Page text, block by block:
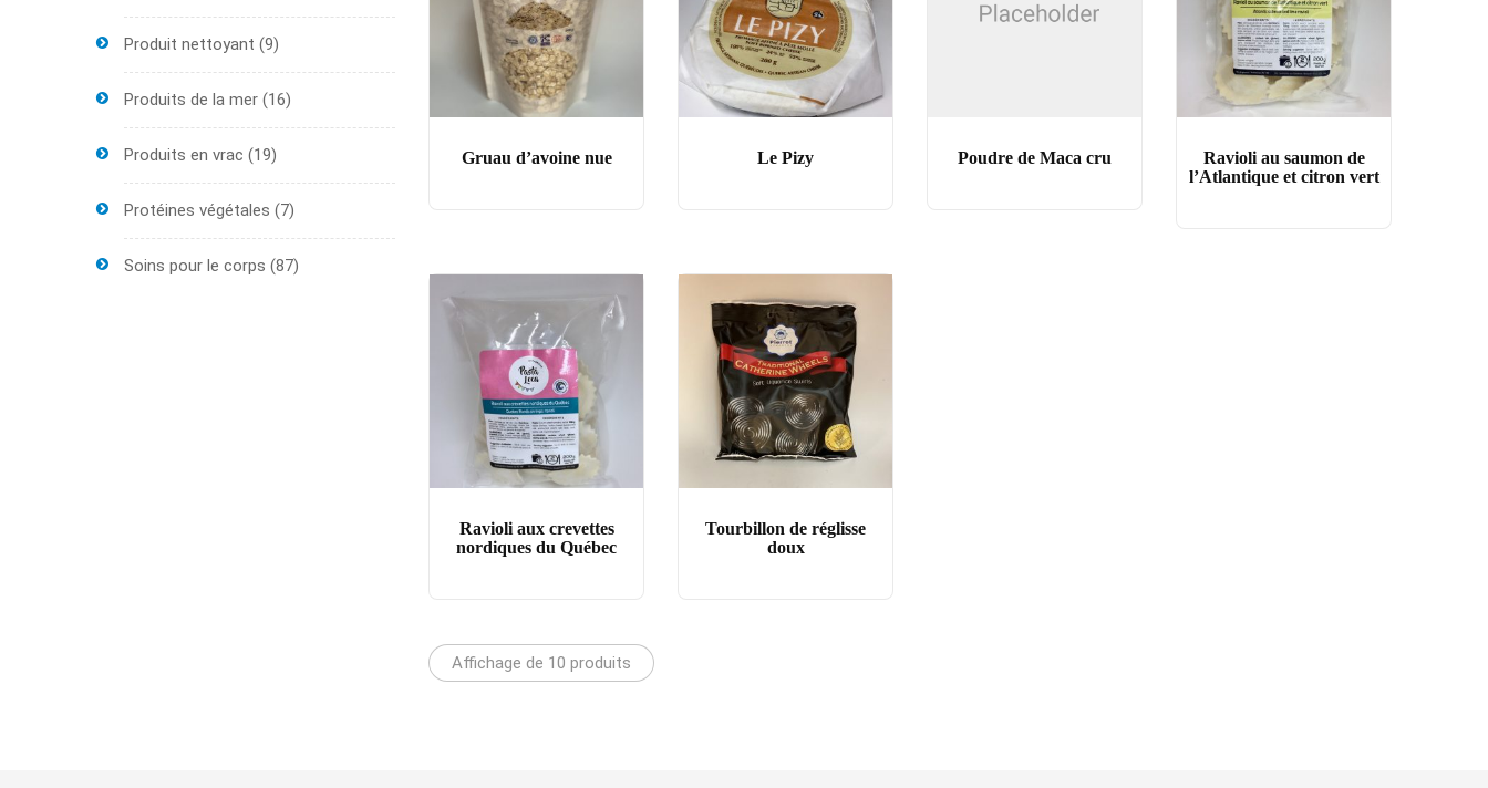
Produit nettoyant (9)
Produits de la mer (16)
Produits en vrac (19)
Protéines végétales (7)
Soins pour le corps (87)
Gruau d’avoine nue Le Pizy Poudre de Maca cru
Ravioli au saumon de
l’Atlantique et citron vert
Ravioli aux crevettes
nordiques du Québec
Tourbillon de réglisse
doux
Affichage de 10 produits